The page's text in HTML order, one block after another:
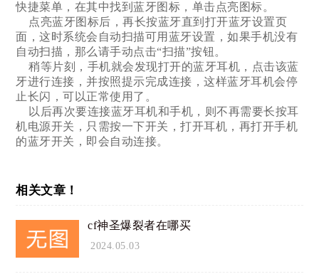
快捷菜单，在其中找到蓝牙图标，单击点亮图标。
点亮蓝牙图标后，再长按蓝牙直到打开蓝牙设置页
面，这时系统会自动扫描可用蓝牙设置，如果手机没有
自动扫描，那么请手动点击“扫描”按钮。
稍等片刻，手机就会发现打开的蓝牙耳机，点击该蓝
牙进行连接，并按照提示完成连接，这样蓝牙耳机会停
止长闪，可以正常使用了。
以后再次要连接蓝牙耳机和手机，则不再需要长按耳
机电源开关，只需按一下开关，打开耳机，再打开手机
的蓝牙开关，即会自动连接。
相关文章！
cf神圣爆裂者在哪买
2024.05.03